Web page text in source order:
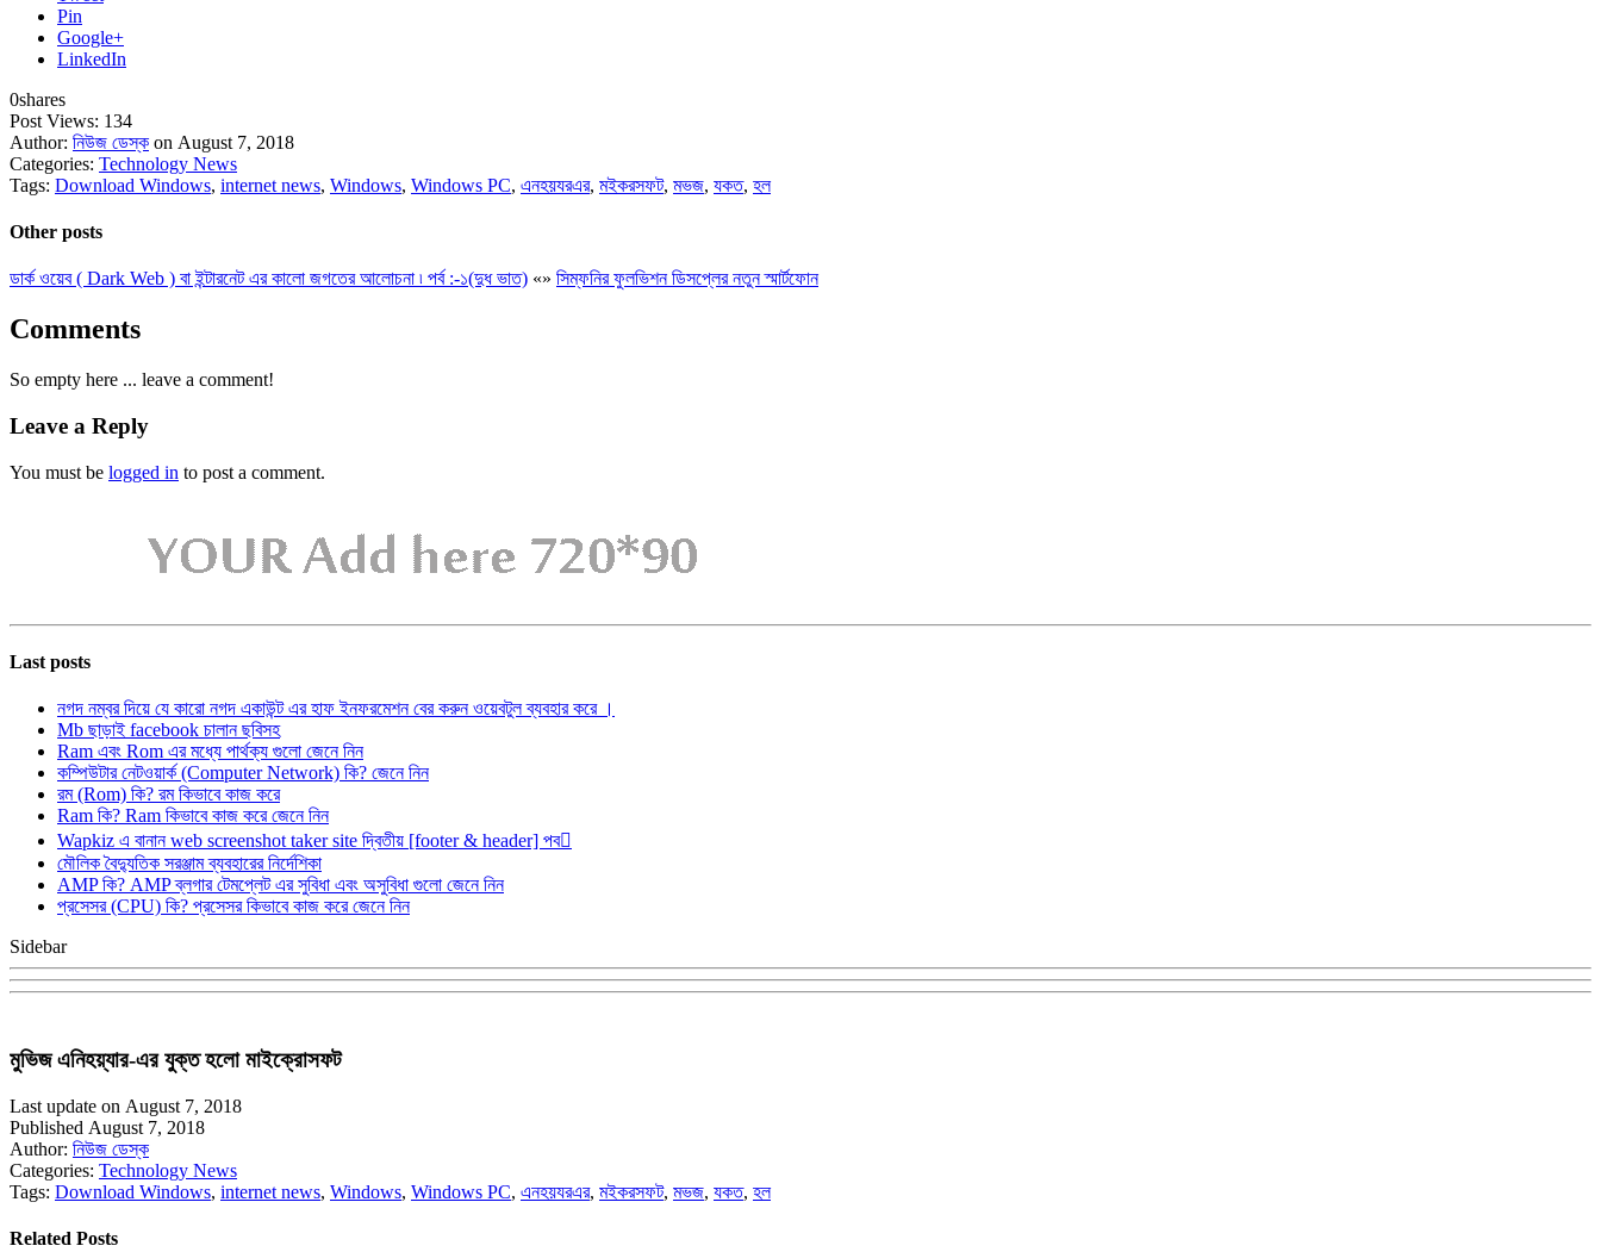
Pin
Google+
LinkedIn
0shares
Post Views: 134
Author: নিউজ ডেস্ক on August 7, 2018
Categories: Technology News
Tags: Download Windows, internet news, Windows, Windows PC, এনহয়যরএর, মইকরসফট, মভজ, যকত, হল
Other posts
ডার্ক ওয়েব ( Dark Web ) বা ইন্টারনেট এর কালো জগতের আলোচনা ৷ পর্ব :-১(দুধ ভাত) «» সিম্ফনির ফুলভিশন ডিসপ্লের নতুন স্মার্টফোন
Comments
So empty here ... leave a comment!
Leave a Reply
You must be logged in to post a comment.
Last posts
নগদ নম্বর দিয়ে যে কারো নগদ একাউন্ট এর হাফ ইনফরমেশন বের করুন ওয়েবটুল ব্যবহার করে ।
Mb ছাড়াই facebook চালান ছবিসহ
Ram এবং Rom এর মধ্যে পার্থক্য গুলো জেনে নিন
কম্পিউটার নেটওয়ার্ক (Computer Network) কি? জেনে নিন
রম (Rom) কি? রম কিভাবে কাজ করে
Ram কি? Ram কিভাবে কাজ করে জেনে নিন
Wapkiz এ বানান web screenshot taker site দ্বিতীয় [footer & header] পব
মৌলিক বৈদ্যুতিক সরঞ্জাম ব্যবহারের নির্দেশিকা
AMP কি? AMP ব্লগার টেমপ্লেট এর সুবিধা এবং অসুবিধা গুলো জেনে নিন
প্রসেসর (CPU) কি? প্রসেসর কিভাবে কাজ করে জেনে নিন
Sidebar
মুভিজ এনিহয়্যার-এর যুক্ত হলো মাইক্রোসফট
Last update on August 7, 2018
Published August 7, 2018
Author: নিউজ ডেস্ক
Categories: Technology News
Tags: Download Windows, internet news, Windows, Windows PC, এনহয়যরএর, মইকরসফট, মভজ, যকত, হল
Related Posts